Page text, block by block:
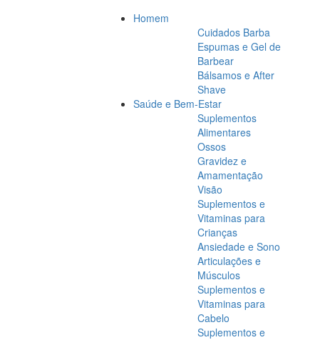
Homem
Cuidados Barba
Espumas e Gel de
Barbear
Bálsamos e After
Shave
Saúde e Bem-Estar
Suplementos
Alimentares
Ossos
Gravidez e
Amamentação
Visão
Suplementos e
Vitaminas para
Crianças
Ansiedade e Sono
Articulações e
Músculos
Suplementos e
Vitaminas para
Cabelo
Suplementos e